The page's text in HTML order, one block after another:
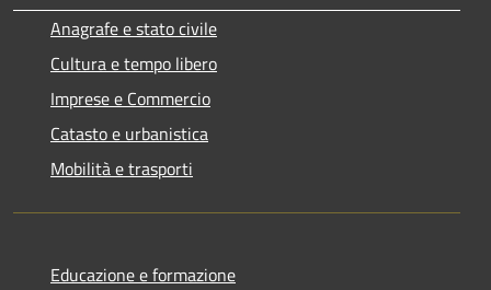
Anagrafe e stato civile
Cultura e tempo libero
Imprese e Commercio
Catasto e urbanistica
Mobilità e trasporti
Educazione e formazione